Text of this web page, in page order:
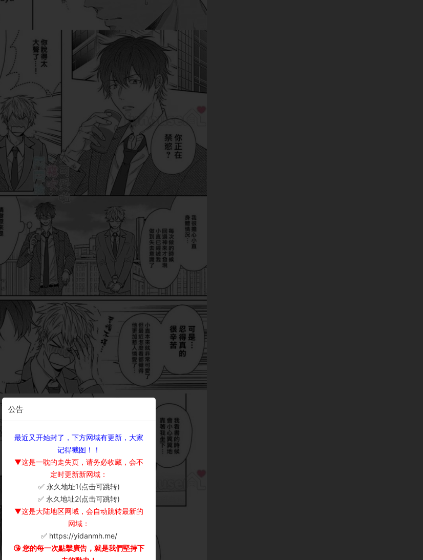
公告
最近又开始封了，下方网域有更新，大家
记得截图！！
▼这是一耽的走失页，请务必收藏，会不
定时更新新网域：
✅ 永久地址1(点击可跳转)
✅ 永久地址2(点击可跳转)
▼这是大陆地区网域，会自动跳转最新的
网域：
✅ https://yidanmh.me/
😘 您的每一次點擊廣告，就是我們堅持下